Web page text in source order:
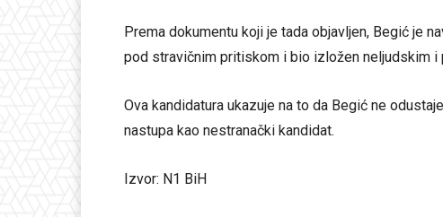
Prema dokumentu koji je tada objavljen, Begić je
pod stravičnim pritiskom i bio izložen neljudskim i
Ova kandidatura ukazuje na to da Begić ne
nastupa kao nestranački kandidat.
Izvor: N1 BiH